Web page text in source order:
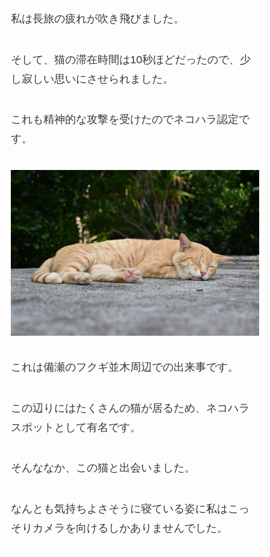
私は長旅の疲れが吹き飛びました。
そして、猫の滞在時間は10秒ほどだったので、少
し寂しい思いにさせられました。
これも精神的な攻撃を受けたのでネコハラ認定で
す。
これは備瀬のフクギ並木周辺での出来事です。
この辺りにはたくさんの猫が居るため、ネコハラ
スポットとして有名です。
そんななか、この猫と出会いました。
なんとも気持ちよさそうに寝ている姿に私はこっ
そりカメラを向けるしかありませんでした。